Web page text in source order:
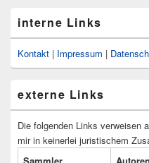
interne Links
Kontakt | Impressum |
externe Links
Die folgenden Links verweisen
mir in keinerlei juristischem
Sammler